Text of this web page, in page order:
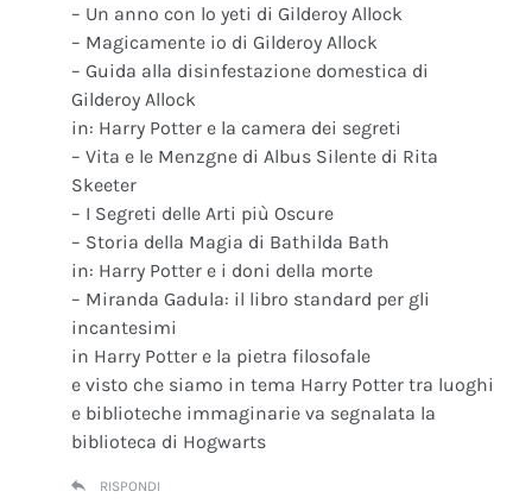
– Un anno con lo yeti di Gilderoy Allock
– Magicamente io di Gilderoy Allock
– Guida alla disinfestazione domestica di
Gilderoy Allock
in: Harry Potter e la camera dei segreti
– Vita e le Menzgne di Albus Silente di Rita
Skeeter
– I Segreti delle Arti più Oscure
– Storia della Magia di Bathilda Bath
in: Harry Potter e i doni della morte
– Miranda Gadula: il libro standard per gli
incantesimi
in Harry Potter e la pietra filosofale
e visto che siamo in tema Harry Potter tra luoghi
e biblioteche immaginarie va segnalata la
biblioteca di Hogwarts
RISPONDI